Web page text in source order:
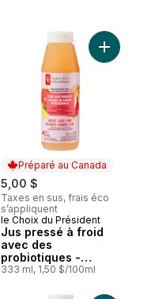
Préparé au Canada
5,00 $
Taxes en sus, frais éco
s’appliquent
Préparé au Canada
le Choix du Président
Jus pressé à froid
avec des
probiotiques -
pamplemousse,
333 ml, 1,50 $/100ml
Ajouter